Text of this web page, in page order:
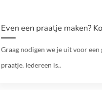
Even een praatje maken?
Graag nodigen we je uit voor een
praatje. Iedereen is..